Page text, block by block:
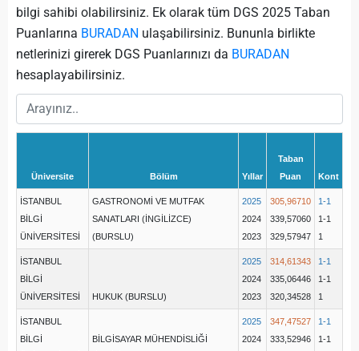
bilgi sahibi olabilirsiniz. Ek olarak tüm DGS 2025 Taban
Puanlarına BURADAN ulaşabilirsiniz. Bununla birlikte
netlerinizi girerek DGS Puanlarınızı da BURADAN
hesaplayabilirsiniz.
Üniversite Bölüm Yıllar
Taban
Puan
Kont
İSTANBUL
BİLGİ
ÜNİVERSİTESİ
GASTRONOMİ VE MUTFAK
SANATLARI (İNGİLİZCE)
(BURSLU)
2025
2024
2023
305,96710
339,57060
329,57947
1-1
1-1
1
İSTANBUL
BİLGİ
ÜNİVERSİTESİ
HUKUK (BURSLU)
2025
2024
2023
314,61343
335,06446
320,34528
1-1
1-1
1
İSTANBUL
BİLGİ
BİLGİSAYAR MÜHENDİSLİĞİ
2025
2024
347,47527
333,52946
1-1
1-1